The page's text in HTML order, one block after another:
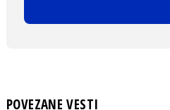
POVEZANE VESTI